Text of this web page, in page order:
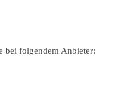
bei folgendem Anbieter: